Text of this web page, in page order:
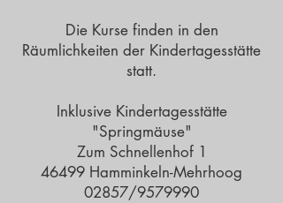
Die Kurse finden in den
Räumlichkeiten der Kindertagesstätte
statt.
Inklusive Kindertagesstätte
"Springmäuse"
Zum Schnellenhof 1
46499 Hamminkeln-Mehrhoog
02857/9579990